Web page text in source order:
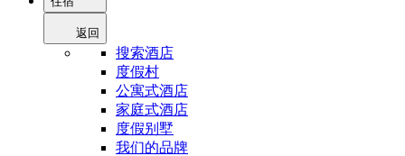
返回
搜索酒店
度假村
公寓式酒店
家庭式酒店
度假别墅
我们的品牌